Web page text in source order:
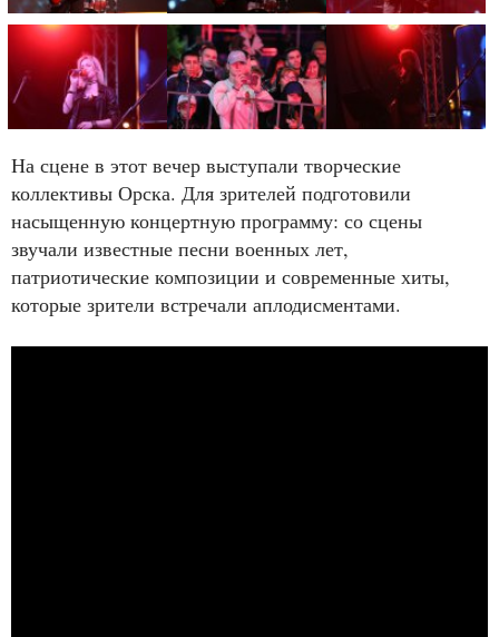
На сцене в этот вечер выступали творческие
коллективы Орска. Для зрителей подготовили
насыщенную концертную программу: со сцены
звучали известные песни военных лет,
патриотические композиции и современные хиты,
которые зрители встречали аплодисментами.